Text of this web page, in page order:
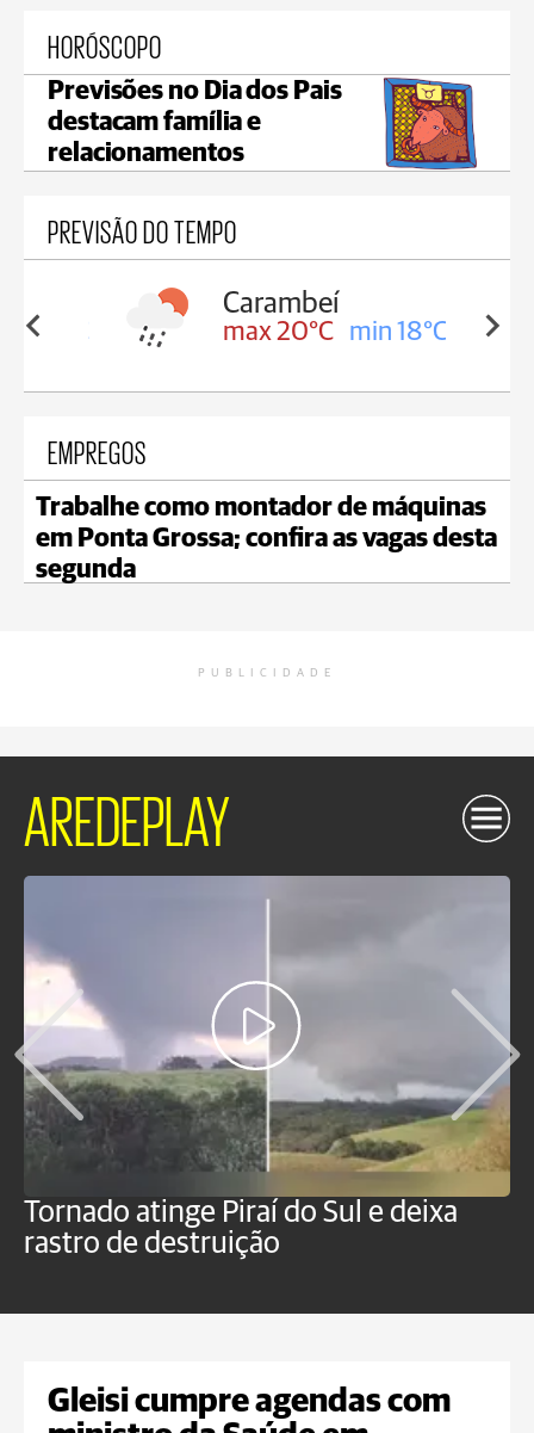
HORÓSCOPO
Previsões no Dia dos Pais
destacam família e
relacionamentos
PREVISÃO DO TEMPO
18°C
Carambeí
max 20°C min 18°C
EMPREGOS
Trabalhe como montador de máquinas
em Ponta Grossa; confira as vagas desta
segunda
PUBLICIDADE
AREDEPLAY
Tornado atinge Piraí do Sul e deixa
rastro de destruição
Gleisi cumpre agendas com